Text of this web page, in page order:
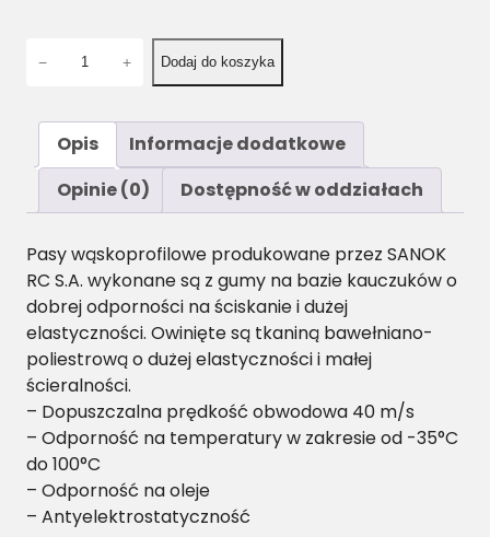
P
-
2
0
8
7
P
a
s
w
ą
s
− + Dodaj do koszyka
Opis
Informacje dodatkowe
Opinie (0)
Dostępność w oddziałach
Pasy wąskoprofilowe produkowane przez SANOK
RC S.A. wykonane są z gumy na bazie kauczuków o
dobrej odporności na ściskanie i dużej
elastyczności. Owinięte są tkaniną bawełniano-
poliestrową o dużej elastyczności i małej
ścieralności.
– Dopuszczalna prędkość obwodowa 40 m/s
– Odporność na temperatury w zakresie od -35°C
do 100°C
– Odporność na oleje
– Antyelektrostatyczność